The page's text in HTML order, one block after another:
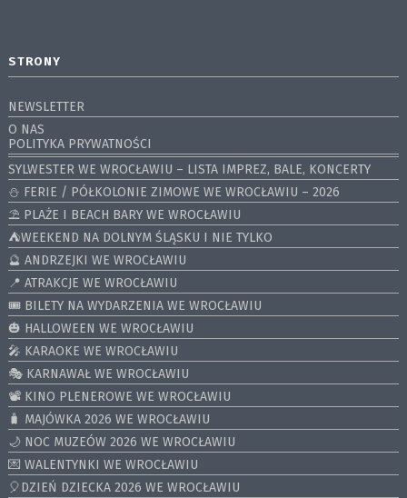
STRONY
NEWSLETTER
O NAS
POLITYKA PRYWATNOŚCI
SYLWESTER WE WROCŁAWIU – LISTA IMPREZ, BALE, KONCERTY
⛄️ FERIE / PÓŁKOLONIE ZIMOWE WE WROCŁAWIU – 2026
⛱️ PLAŻE I BEACH BARY WE WROCŁAWIU
⛺️WEEKEND NA DOLNYM ŚLĄSKU I NIE TYLKO
🔮 ANDRZEJKI WE WROCŁAWIU
📍 ATRAKCJE WE WROCŁAWIU
🎟️ BILETY NA WYDARZENIA WE WROCŁAWIU
🎃 HALLOWEEN WE WROCŁAWIU
🎤 KARAOKE WE WROCŁAWIU
🎭 KARNAWAŁ WE WROCŁAWIU
📽️ KINO PLENEROWE WE WROCŁAWIU
🧳 MAJÓWKA 2026 WE WROCŁAWIU
🌙 NOC MUZEÓW 2026 WE WROCŁAWIU
💌 WALENTYNKI WE WROCŁAWIU
🎈DZIEŃ DZIECKA 2026 WE WROCŁAWIU